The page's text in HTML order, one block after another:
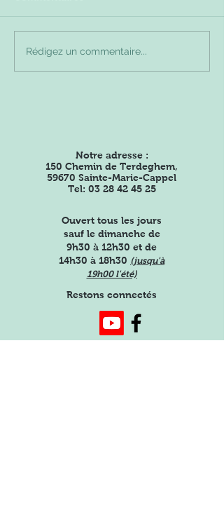
Grande chasse à l'œuf
Rédigez un commentaire...
Notre adresse :
150 Chemin de Terdeghem,
59670 Sainte-Marie-Cappel
Tel: 03 28 42 45 25
Ouvert tous les jours
sauf le dimanche de
9h30 à 12h30 et de
14h30 à 18h30 (jusqu'à
19h00 l'été)
Restons connectés